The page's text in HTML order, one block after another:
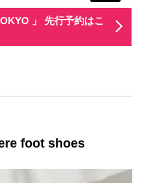
」 先行予約はこ
foot shoes